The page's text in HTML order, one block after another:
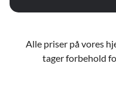
Alle priser på vores
tager forbehold